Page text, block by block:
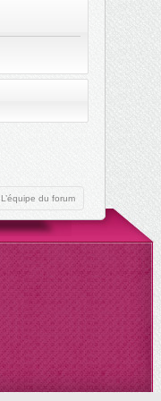
L’équipe du forum